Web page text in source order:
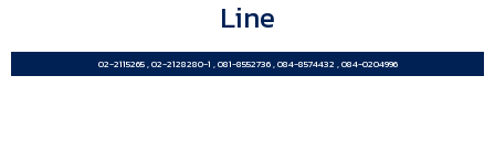
Line
02-2115265 , 02-2128280-1 , 081-8552736 , 084-8574432 , 084-0204996